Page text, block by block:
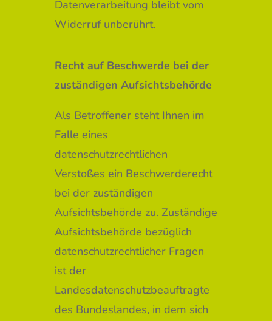
Datenverarbeitung bleibt vom
Widerruf unberührt.
Recht auf Beschwerde bei der
zuständigen Aufsichtsbehörde
Als Betroffener steht Ihnen im
Falle eines
datenschutzrechtlichen
Verstoßes ein Beschwerderecht
bei der zuständigen
Aufsichtsbehörde zu. Zuständige
Aufsichtsbehörde bezüglich
datenschutzrechtlicher Fragen
ist der
Landesdatenschutzbeauftragte
des Bundeslandes, in dem sich